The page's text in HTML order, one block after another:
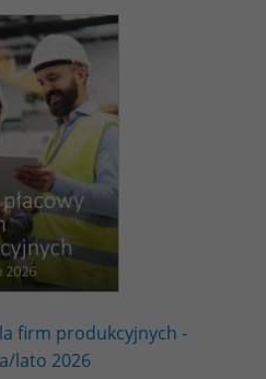
firm produkcyjnych -
lato 2026